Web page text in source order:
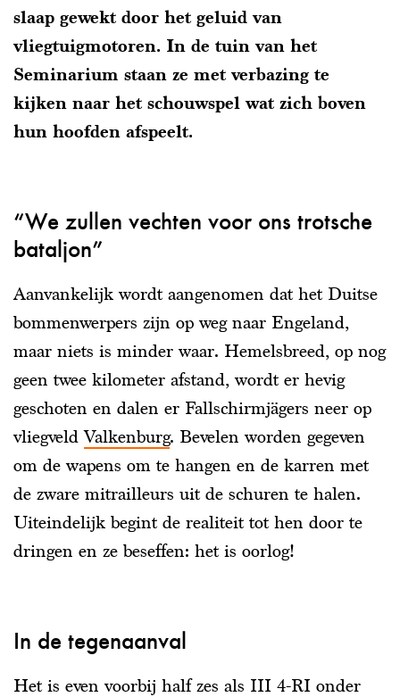
slaap gewekt door het geluid van
vliegtuigmotoren. In de tuin van het
Seminarium staan ze met verbazing te
kijken naar het schouwspel wat zich boven
hun hoofden afspeelt.
“We zullen vechten voor ons trotsche
bataljon”
Aanvankelijk wordt aangenomen dat het Duitse
bommenwerpers zijn op weg naar Engeland,
maar niets is minder waar. Hemelsbreed, op nog
geen twee kilometer afstand, wordt er hevig
geschoten en dalen er Fallschirmjägers neer op
vliegveldValkenburg. Bevelen worden gegeven
om de wapens om te hangen en de karren met
de zware mitrailleurs uit de schuren te halen.
Uiteindelijk begint de realiteit tot hen door te
dringen en ze beseffen: het is oorlog!
In de tegenaanval
Het is even voorbij half zes als III 4-RI onder